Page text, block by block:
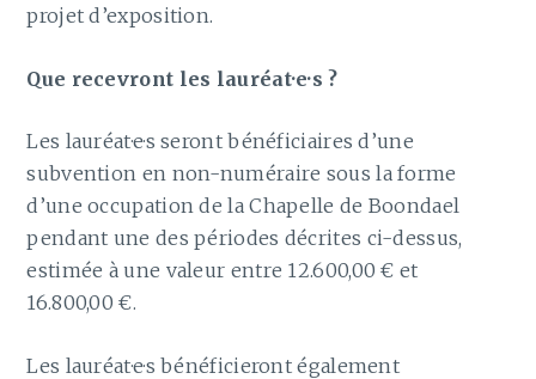
projet d’exposition.
Que recevront les lauréat·e·s ?
Les lauréat·e·s seront bénéficiaires d’une
subvention en non-numéraire sous la forme
d’une occupation de la Chapelle de Boondael
pendant une des périodes décrites ci-dessus,
estimée à une valeur entre 12.600,00 € et
16.800,00 €.
Les lauréat·e·s bénéficieront également